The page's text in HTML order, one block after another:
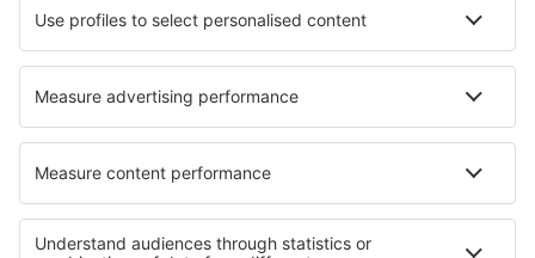
Cazare în Saint-Rambert D´Albon Cazare în Kato Assos
Cazare în Ballena Cazare în Velosnes
Cele mai bune locuri de cazare - regiuni
Cazare in Costa del Sol Cazare în San Antonio Bay